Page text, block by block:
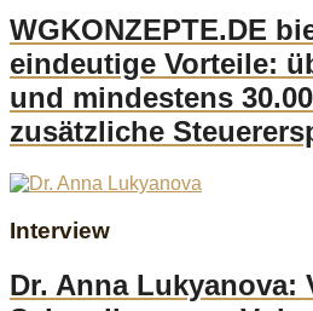
WGKONZEPTE.DE
eindeutige Vorteile:
und mindestens
zusätzliche
Interview
Dr. Anna Lukyanova: